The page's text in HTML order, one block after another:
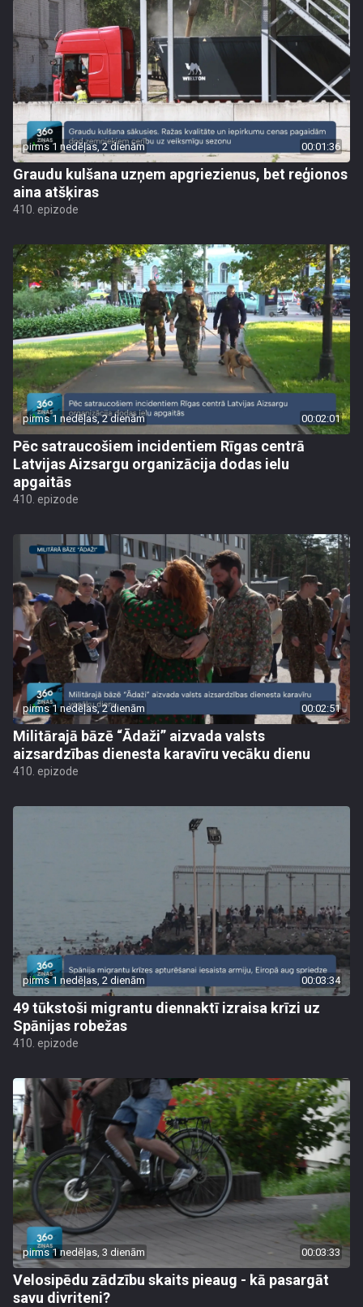
pirms 1 nedēļas, 2 dienām 00:01:36
Graudu kulšana uzņem apgriezienus, bet reģionos
aina atšķiras
410. epizode
pirms 1 nedēļas, 2 dienām 00:02:01
Pēc satraucošiem incidentiem Rīgas centrā
Latvijas Aizsargu organizācija dodas ielu
apgaitās
410. epizode
pirms 1 nedēļas, 2 dienām 00:02:51
Militārajā bāzē “Ādaži” aizvada valsts
aizsardzības dienesta karavīru vecāku dienu
410. epizode
pirms 1 nedēļas, 2 dienām 00:03:34
49 tūkstoši migrantu diennaktī izraisa krīzi uz
Spānijas robežas
410. epizode
pirms 1 nedēļas, 3 dienām 00:03:33
Velosipēdu zādzību skaits pieaug - kā pasargāt
savu divriteni?